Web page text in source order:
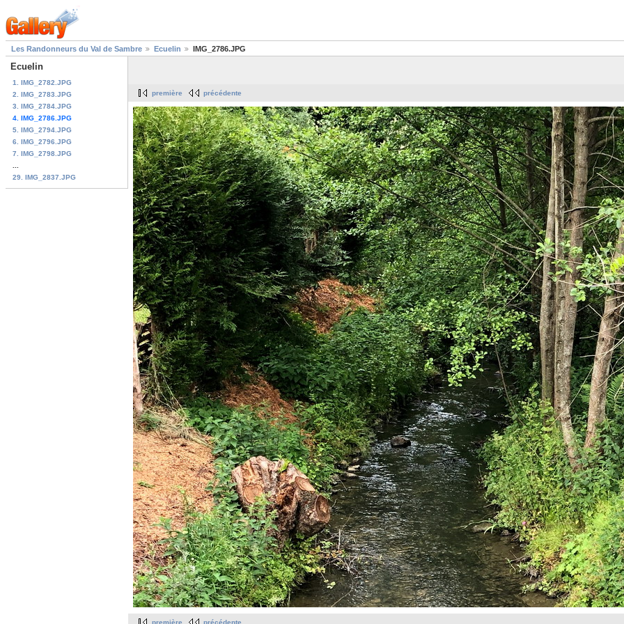
Les Randonneurs du Val de Sambre Ecuelin IMG_2786.JPG
Ecuelin
1. IMG_2782.JPG
2. IMG_2783.JPG
3. IMG_2784.JPG
4. IMG_2786.JPG
5. IMG_2794.JPG
6. IMG_2796.JPG
7. IMG_2798.JPG
29. IMG_2837.JPG
première précédente
première précédente